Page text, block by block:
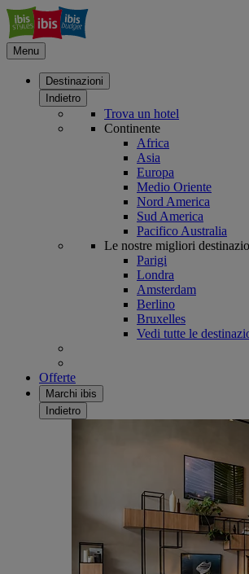
Menu
Destinazioni
Indietro
Trova un hotel
Continente
Africa
Asia
Europa
Medio Oriente
Nord America
Sud America
Pacifico Australia
Le nostre migliori
Parigi
Londra
Amsterdam
Berlino
Bruxelles
Vedi tutte le
Offerte
Marchi ibis
Indietro